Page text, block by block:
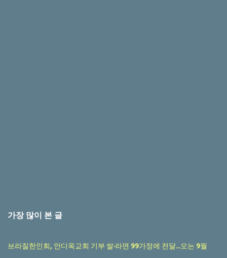
가장 많이 본 글
브라질한인회, 안디옥교회 기부 쌀·라면 99가정에 전달...오는 9월